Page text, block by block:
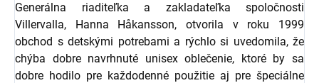
Generálna riaditeľka a zakladateľka spoločnosti
Villervalla, Hanna Håkansson, otvorila v roku 1999
obchod s detskými potrebami a rýchlo si uvedomila, že
chýba dobre navrhnuté unisex oblečenie, ktoré by sa
dobre hodilo pre každodenné použitie aj pre špeciálne